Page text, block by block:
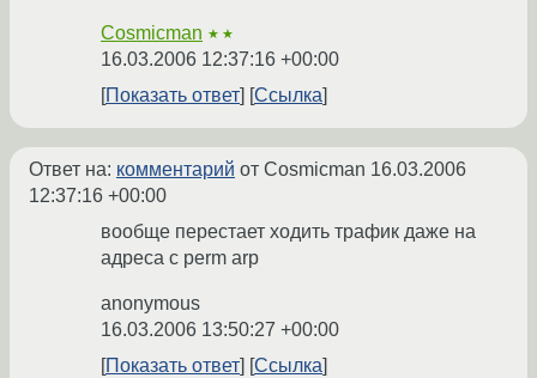
Cosmicman ★★
16.03.2006 12:37:16 +00:00
Показать ответ
Ссылка
Ответ на: комментарий от Cosmicman 16.03.2006
12:37:16 +00:00
вообще перестает ходить трафик даже на
адреса с perm arp
anonymous
16.03.2006 13:50:27 +00:00
Показать ответ
Ссылка